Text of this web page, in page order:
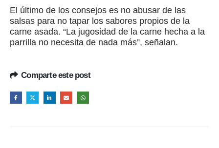
El último de los consejos es no abusar de las
salsas para no tapar los sabores propios de la
carne asada. “La jugosidad de la carne hecha a la
parrilla no necesita de nada más”, señalan.
Comparte este post